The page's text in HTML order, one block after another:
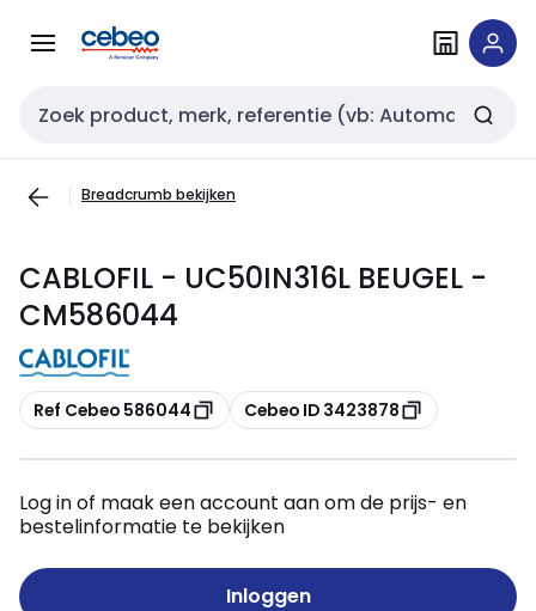
naar
naar
Zoekveld invoer
Breadcrumb bekijken
CABLOFIL - UC50IN316L BEUGEL -
CM586044
Kopiëren
Ref Cebeo 586044 Kopiëren
Cebeo ID 3423878
Log in of maak een account aan om de prijs- en
bestelinformatie te bekijken
Inloggen